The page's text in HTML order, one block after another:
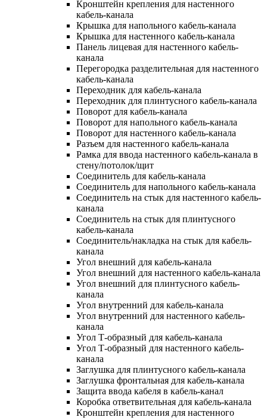
Кронштейн крепления для настенного
кабель-канала
Крышка для напольного кабель-канала
Крышка для настенного кабель-канала
Панель лицевая для настенного кабель-
канала
Перегородка разделительная для настенного
кабель-канала
Переходник для кабель-канала
Переходник для плинтусного кабель-канала
Поворот для кабель-канала
Поворот для напольного кабель-канала
Поворот для настенного кабель-канала
Разъем для настенного кабель-канала
Рамка для ввода настенного кабель-канала в
стену/потолок/щит
Соединитель для кабель-канала
Соединитель для напольного кабель-канала
Соединитель на стык для настенного кабель-
канала
Соединитель на стык для плинтусного
кабель-канала
Соединитель/накладка на стык для кабель-
канала
Угол внешний для кабель-канала
Угол внешний для настенного кабель-канала
Угол внешний для плинтусного кабель-
канала
Угол внутренний для кабель-канала
Угол внутренний для настенного кабель-
канала
Угол Т-образный для кабель-канала
Угол Т-образный для настенного кабель-
канала
Заглушка для плинтусного кабель-канала
Заглушка фронтальная для кабель-канала
Защита ввода кабеля в кабель-канал
Коробка ответвительная для кабель-канала
Кронштейн крепления для настенного